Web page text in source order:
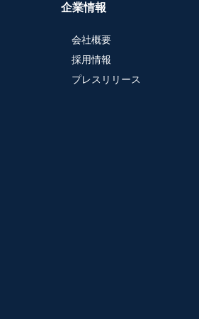
企業情報
会社概要
採用情報
プレスリリース